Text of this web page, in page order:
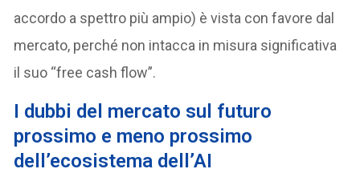
accordo a spettro più ampio) è vista con favore dal
mercato, perché non intacca in misura significativa
il suo “free cash flow”.
I dubbi del mercato sul futuro
prossimo e meno prossimo
dell’ecosistema dell’AI